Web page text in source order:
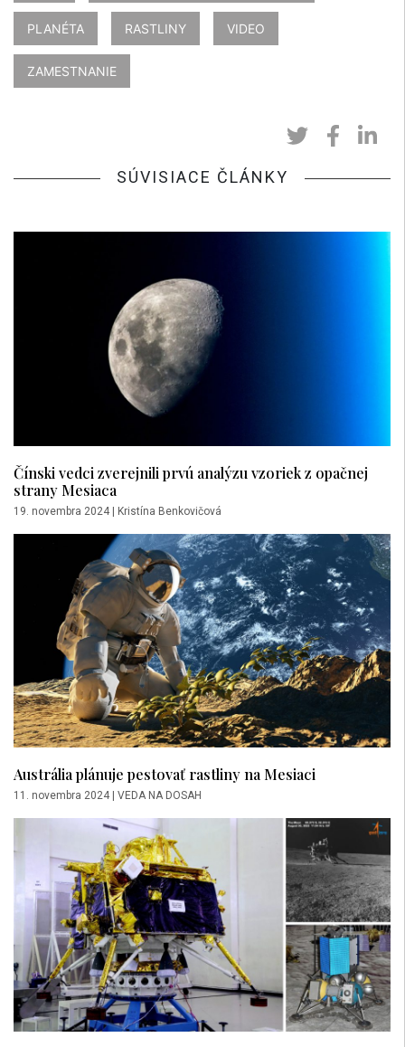
PLANÉTA RASTLINY VIDEO
ZAMESTNANIE
SÚVISIACE ČLÁNKY
Čínski vedci zverejnili prvú analýzu vzoriek z opačnej
strany Mesiaca
19. novembra 2024 | Kristína Benkovičová
Austrália plánuje pestovať rastliny na Mesiaci
11. novembra 2024 VEDA NA DOSAH